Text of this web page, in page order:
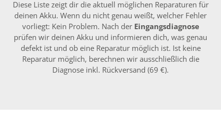
Diese Liste zeigt dir die aktuell möglichen Reparaturen für
deinen Akku. Wenn du nicht genau weißt, welcher Fehler
vorliegt: Kein Problem. Nach der Eingangsdiagnose
prüfen wir deinen Akku und informieren dich, was genau
defekt ist und ob eine Reparatur möglich ist. Ist keine
Reparatur möglich, berechnen wir ausschließlich die
Diagnose inkl. Rückversand (69 €).